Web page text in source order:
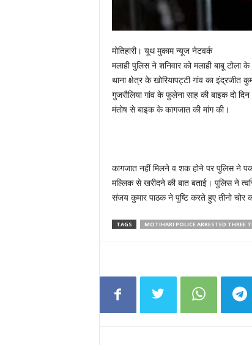
मोतिहारी। यूथ मुकाम न्यूज नेटवर्क
मलाही पुलिस ने शनिवार को मलाही बाबू
थाना क्षेत्र के खोरियापट्टी गांव का इंद्रजीत
गुजरौलिया गांव के फुलेना साह की बाइक दो
मंतोष से बाइक के कागजात की मांग की।
कागजात नहीं मिलने व शक होने पर पुलिस ने
मल्लिक से खरीदने की बात बताई। पुलिस ने
संजय कुमार पाठक ने पुष्टि करते हुए तीनो चोर
TAGS MOTIHARI POLICE ARRESTED THREE